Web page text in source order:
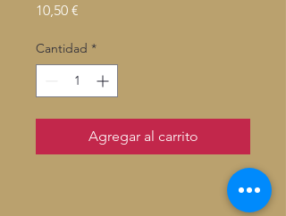
10,50 €
Cantidad *
Agregar al carrito